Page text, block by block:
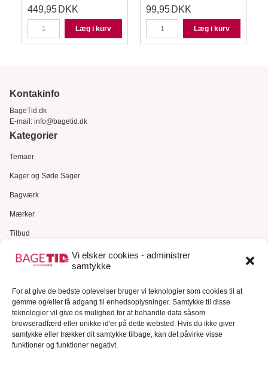
Vi elsker cookies - administrer
samtykke
For at give de bedste oplevelser bruger vi teknologier som cookies til at
gemme og/eller få adgang til enhedsoplysninger. Samtykke til disse
teknologier vil give os mulighed for at behandle data såsom
browseradfærd eller unikke id'er på dette websted. Hvis du ikke giver
samtykke eller trækker dit samtykke tilbage, kan det påvirke visse
funktioner og funktioner negativt.
449,95 DKK
Læg i kurv
99,95 DKK
Læg i kurv
Kontakinfo
BageTid.dk
E-mail: info@bagetid.dk
Kategorier
Temaer
Kager og Søde Sager
Bagværk
Mærker
Tilbud
Gavekort
Kundeservice
Kundeservice
FAQ – Ofte stillede spørgsmål
Om Bagetid.dk
Se Fødevarestyrelsens smiley-rapporter